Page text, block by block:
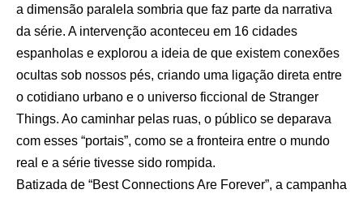
a dimensão paralela sombria que faz parte da narrativa
da série. A intervenção aconteceu em 16 cidades
espanholas e explorou a ideia de que existem conexões
ocultas sob nossos pés, criando uma ligação direta entre
o cotidiano urbano e o universo ficcional de Stranger
Things. Ao caminhar pelas ruas, o público se deparava
com esses “portais”, como se a fronteira entre o mundo
real e a série tivesse sido rompida.
Batizada de “Best Connections Are Forever”, a campanha